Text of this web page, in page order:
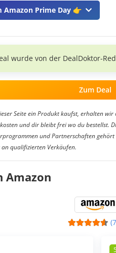
Amazon Prime Day 👉
wurde von der DealDoktor-
Zum Deal
Seite ein Produkt kaufst, erhalten
und dir bleibt frei wo du bestellst.
und Partnerschaften
qualifizierten Verkäufen.
Amazon